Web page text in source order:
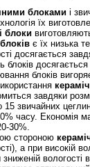
блокамиі
їх
блоки
є їх низька
досягається
блоків
блоків
завдяки
15 звичайних
часу. Економія
30%.
стороною
а при високій
зниженій